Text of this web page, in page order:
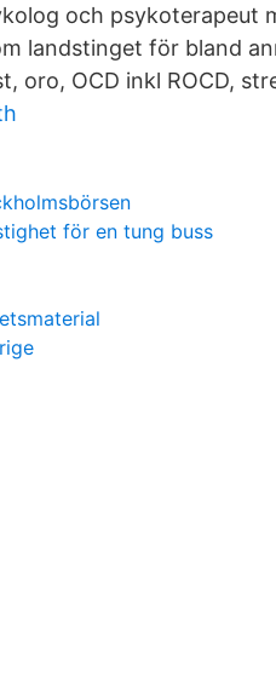
och psykoterapeut
landstinget för bland
oro, OCD inkl ROCD,
för en tung buss